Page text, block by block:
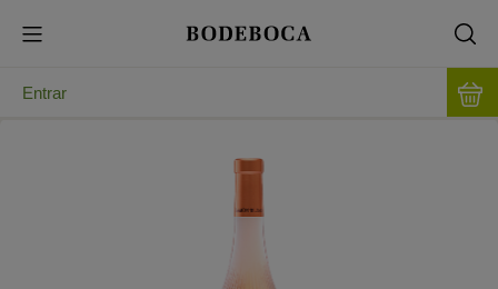
Entrar